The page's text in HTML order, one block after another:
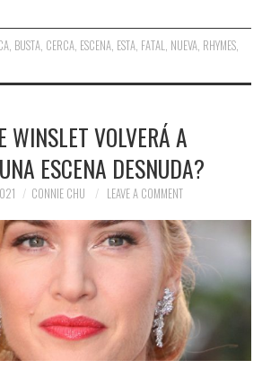
, BUSTA, CERCA, ESCENA, ESTA, FATAL, NUEVA, RHYMES,
WINSLET VOLVERÁ A
ESCENA DESNUDA?
CONNIE CHU LEAVE A COMMENT